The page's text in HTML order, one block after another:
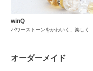
winQ
パワーストーンをかわいく、楽しく
オーダーメイド